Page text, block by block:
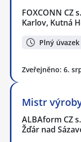
FOXCONN CZ
Karlov, Kutná
Plný úvazek
Zveřejněno: 6.
Mistr
ALBAform CZ
Žďár nad